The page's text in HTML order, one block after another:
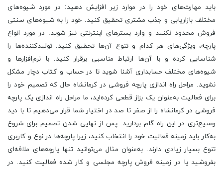
باید مهارت‌های خود را در موارد زیر افزایش دهید: در مورد شیوه‌های
مختلف بازاریابی و جذب مشتری تحقیق کنید. خود را به شیوه‌های سنتی
فروش محدود نکنید و وارد بسترهای اینترنتی نیز شوید. در مورد انواع
پارچه، ویژگی‌های هر کدام و تنوع آن‌ها تحقیق کنید. تولیدکننده‌ها را
شناسایی کرده و با آن‌ها ارتباط مناسبی برقرار کنید. با نرم‌افزارها و
شیوه‌های مختلف حسابداری آشنا شوید تا در حساب و کتاب دچار مشکل
نشوید. مراحل راه‌ اندازی پارچه فروشی در کرمانشاه حال که تصمیم خود را
برای فعالیت به‌عنوان یک بزاز قطعی کرده‌اید، ما مراحل راه اندازی یک پارچه
فروشی در کرمانشاه را از صفر تا صد در اختیار شما قرار می‌دهیم تا با دید
وسیع‌تری در این راه گام بردارید. پس از نهایی شدن تصمیم برای شروع
به‌کار باید زمینه فعالیت خود را انتخاب کنید، زیرا پارچه‌ها در نوع و کاربری
تنوع بسیار زیادی دارند. به‌عنوان مثال می‌توانید تنها پارچه‌های ملافه‌ای
بفروشید یا در زمینه فروش پارچه مجلسی و کار شده فعالیت کنید. در